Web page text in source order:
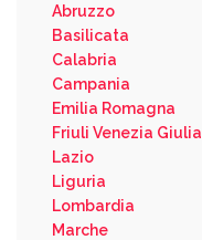
Abruzzo
Basilicata
Calabria
Campania
Emilia Romagna
Friuli Venezia Giulia
Lazio
Liguria
Lombardia
Marche